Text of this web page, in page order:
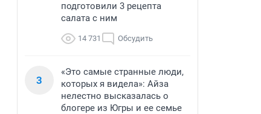
подготовили 3 рецепта
салата с ним
14 731 Обсудить
3
«Это самые странные люди,
которых я видела»: Айза
нелестно высказалась о
блогере из Югры и ее семье